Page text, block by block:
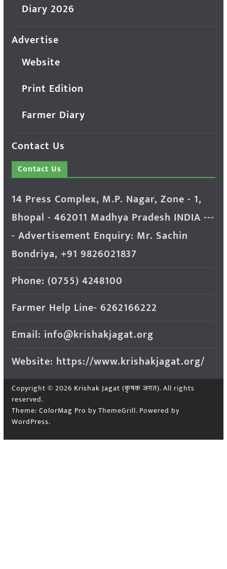
Diary 2026
Advertise
Website
Print Edition
Farmer Diary
Contact Us
Contact Us
14 Press Complex, M.P. Nagar, Zone - 1,
Bhopal - 462011 Madhya Pradesh INDIA ---
- Advertisement Enquiry: Mr. Sachin
Bondriya, +91 9826021837
Phone: (0755) 4248100
Farmer Help Line- 6262166222
Email: info@krishakjagat.org
Website: https://www.krishakjagat.org/
Copyright © 2026 Krishak Jagat (कृषक जगत). All rights
reserved.
Theme: ColorMag Pro by ThemeGrill. Powered by
WordPress.